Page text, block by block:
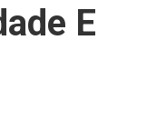
E